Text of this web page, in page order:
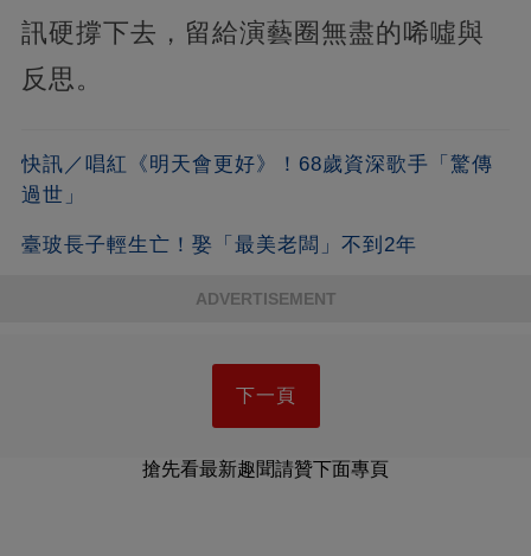
訊硬撐下去，留給演藝圈無盡的唏噓與
反思。
快訊／唱紅《明天會更好》！68歲資深歌手「驚傳
過世」
臺玻長子輕生亡！娶「最美老闆」不到2年
ADVERTISEMENT
下一頁
搶先看最新趣聞請贊下面專頁